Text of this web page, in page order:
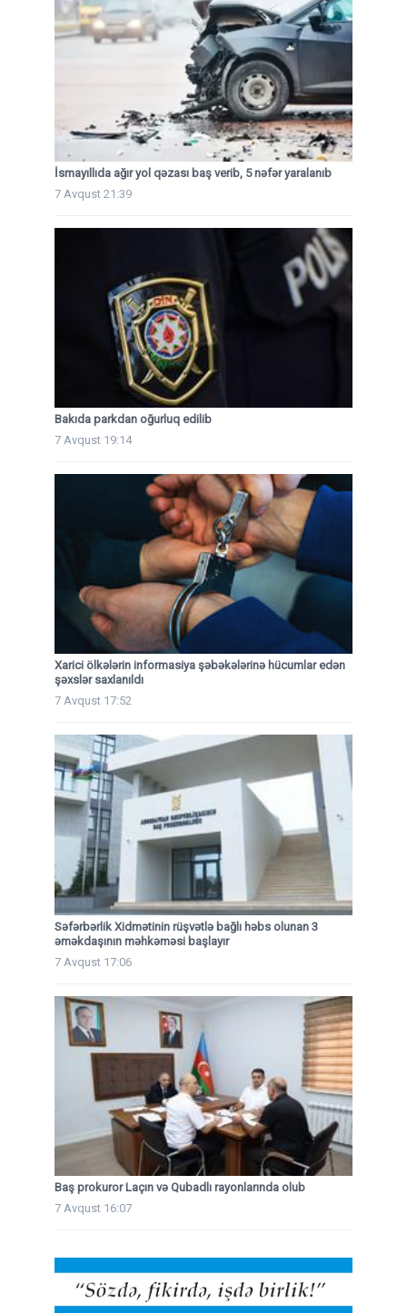
İsmayıllıda ağır yol qəzası baş verib, 5 nəfər yaralanıb
7 Avqust 21:39
Bakıda parkdan oğurluq edilib
7 Avqust 19:14
Xarici ölkələrin informasiya şəbəkələrinə hücumlar edən
şəxslər saxlanıldı
7 Avqust 17:52
Səfərbərlik Xidmətinin rüşvətlə bağlı həbs olunan 3
əməkdaşının məhkəməsi başlayır
7 Avqust 17:06
Baş prokuror Laçın və Qubadlı rayonlarında olub
7 Avqust 16:07